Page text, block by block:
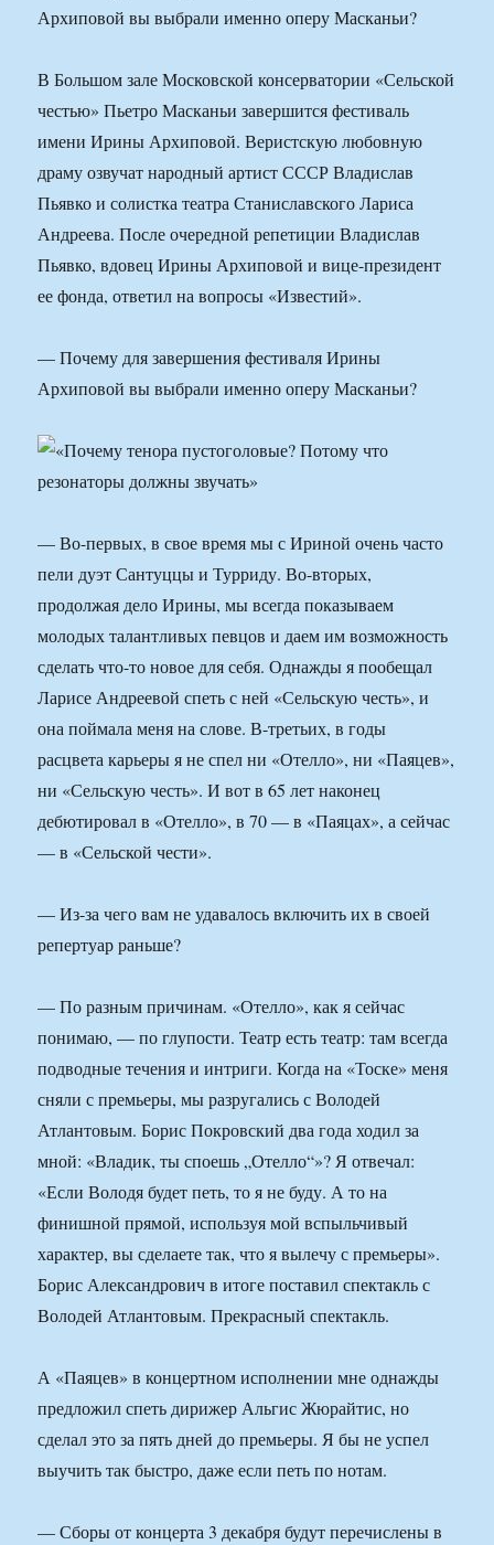
Архиповой вы выбрали именно оперу Масканьи?
В Большом зале Московской консерватории «Сельской
честью» Пьетро Масканьи завершится фестиваль
имени Ирины Архиповой. Веристскую любовную
драму озвучат народный артист СССР Владислав
Пьявко и солистка театра Станиславского Лариса
Андреева. После очередной репетиции Владислав
Пьявко, вдовец Ирины Архиповой и вице-президент
ее фонда, ответил на вопросы «Известий».
— Почему для завершения фестиваля Ирины
Архиповой вы выбрали именно оперу Масканьи?
— Во-первых, в свое время мы с Ириной очень часто
пели дуэт Сантуццы и Турриду. Во-вторых,
продолжая дело Ирины, мы всегда показываем
молодых талантливых певцов и даем им возможность
сделать что-то новое для себя. Однажды я пообещал
Ларисе Андреевой спеть с ней «Сельскую честь», и
она поймала меня на слове. В-третьих, в годы
расцвета карьеры я не спел ни «Отелло», ни «Паяцев»,
ни «Сельскую честь». И вот в 65 лет наконец
дебютировал в «Отелло», в 70 — в «Паяцах», а сейчас
— в «Сельской чести».
— Из-за чего вам не удавалось включить их в своей
репертуар раньше?
— По разным причинам. «Отелло», как я сейчас
понимаю, — по глупости. Театр есть театр: там всегда
подводные течения и интриги. Когда на «Тоске» меня
сняли с премьеры, мы разругались с Володей
Атлантовым. Борис Покровский два года ходил за
мной: «Владик, ты споешь „Отелло“»? Я отвечал:
«Если Володя будет петь, то я не буду. А то на
финишной прямой, используя мой вспыльчивый
характер, вы сделаете так, что я вылечу с премьеры».
Борис Александрович в итоге поставил спектакль с
Володей Атлантовым. Прекрасный спектакль.
А «Паяцев» в концертном исполнении мне однажды
предложил спеть дирижер Альгис Жюрайтис, но
сделал это за пять дней до премьеры. Я бы не успел
выучить так быстро, даже если петь по нотам.
— Сборы от концерта 3 декабря будут перечислены в